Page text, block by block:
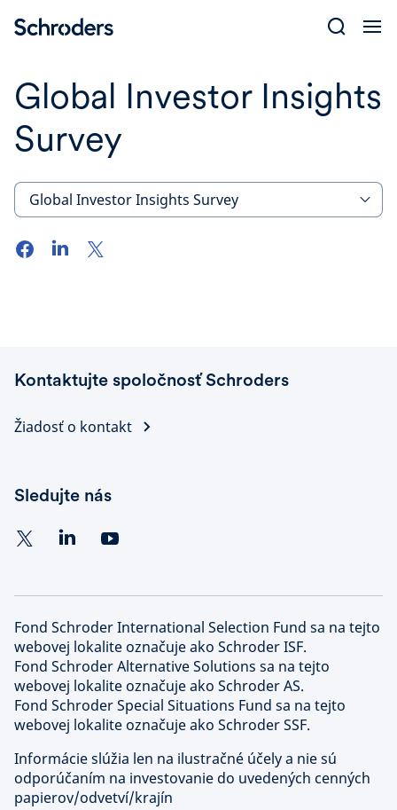
Global Investor Insights
Survey
Global Investor Insights Survey
Kontaktujte spoločnosť Schroders
Žiadosť o kontakt
Sledujte nás
Fond Schroder International Selection Fund sa na tejto
webovej lokalite označuje ako Schroder ISF.
Fond Schroder Alternative Solutions sa na tejto
webovej lokalite označuje ako Schroder AS.
Fond Schroder Special Situations Fund sa na tejto
webovej lokalite označuje ako Schroder SSF.
Informácie slúžia len na ilustračné účely a nie sú
odporúčaním na investovanie do uvedených cenných
papierov/odvetví/krajín